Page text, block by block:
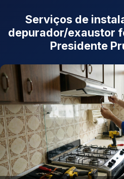
Serviços de
depurador/exaustor
Presidente